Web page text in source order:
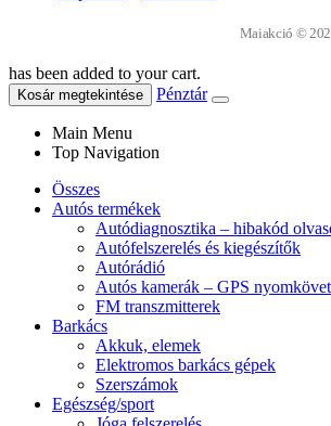
Maiakció ©
has been added to your cart.
Kosár megtekintése Pénztár
Main Menu
Top Navigation
Összes
Autós termékek
Autódiagnosztika – hibakód
Autófelszerelés és kiegészítők
Autórádió
Autós kamerák – GPS
FM transzmitterek
Barkács
Akkuk, elemek
Elektromos barkács gépek
Szerszámok
Egészség/sport